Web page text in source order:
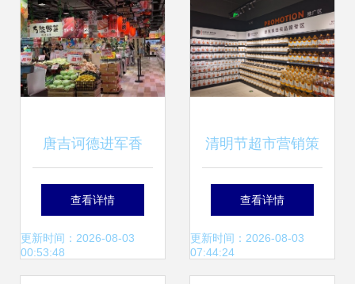
唐吉诃德进军香
港，平价魅力能否
征服内地游客？
查看详情
更新时间：2026-08-03
00:53:48
清明节超市营销策
略 聚焦顾客需求，
优化商品组合，提
查看详情
更新时间：2026-08-03
07:44:24